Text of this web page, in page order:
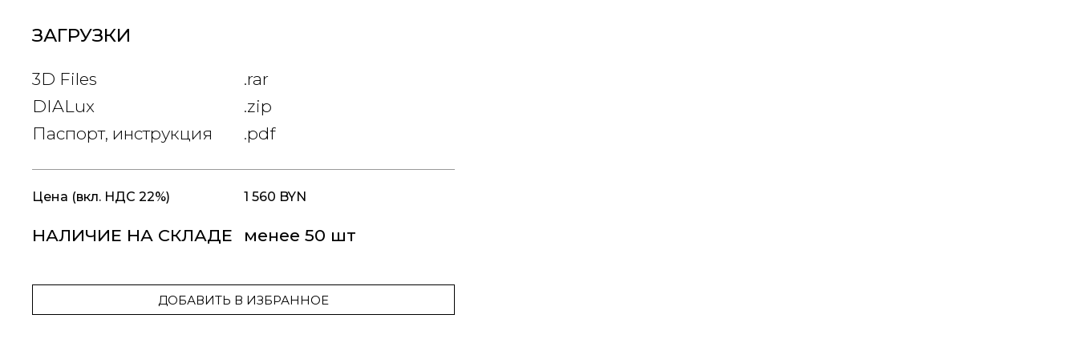
ЗАГРУЗКИ
3D Files
.rar
DIALux
.zip
Паспорт, инструкция
.pdf
Цена (вкл. НДС 22%) 1 560 BYN
НАЛИЧИЕ НА СКЛАДЕ менее 50 шт
ДОБАВИТЬ В ИЗБРАННОЕ